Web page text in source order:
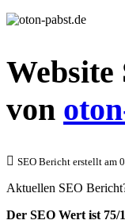
von
SEO Bericht erstellt am
Aktuellen SEO
Der SEO Wert ist 75/